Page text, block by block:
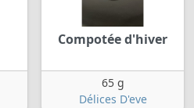
Compotée d'hiver
65 g
Délices D'eve